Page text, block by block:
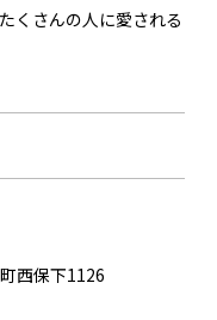
くさんの人に愛される
西保下1126